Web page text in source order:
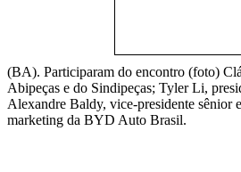
(BA). Participaram do encontro (foto)
Abipeças e do Sindipeças; Tyler Li,
Alexandre Baldy, vice-presidente sênior
marketing da BYD Auto Brasil.